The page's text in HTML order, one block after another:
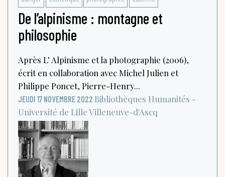
De l’alpinisme : montagne et
philosophie
Après L’ Alpinisme et la photographie (2006),
écrit en collaboration avec Michel Julien et
Philippe Poncet, Pierre-Henry...
JEUDI 17 NOVEMBRE 2022 Bibliothèques Humanités -
Université de LilleVilleneuve-d'Ascq